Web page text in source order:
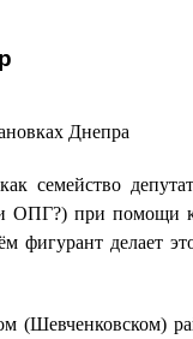
Днепра
семейство
ОПГ?) при помощи
фигурант делает
(Шевченковском)